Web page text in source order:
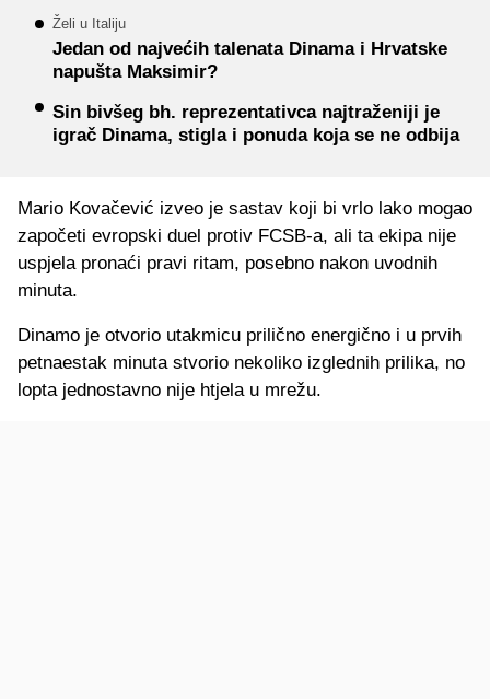
Želi u Italiju
Jedan od najvećih talenata Dinama i Hrvatske
napušta Maksimir?
Sin bivšeg bh. reprezentativca najtraženiji je
igrač Dinama, stigla i ponuda koja se ne odbija
Mario Kovačević izveo je sastav koji bi vrlo lako mogao
započeti evropski duel protiv FCSB-a, ali ta ekipa nije
uspjela pronaći pravi ritam, posebno nakon uvodnih
minuta.
Dinamo je otvorio utakmicu prilično energično i u prvih
petnaestak minuta stvorio nekoliko izglednih prilika, no
lopta jednostavno nije htjela u mrežu.